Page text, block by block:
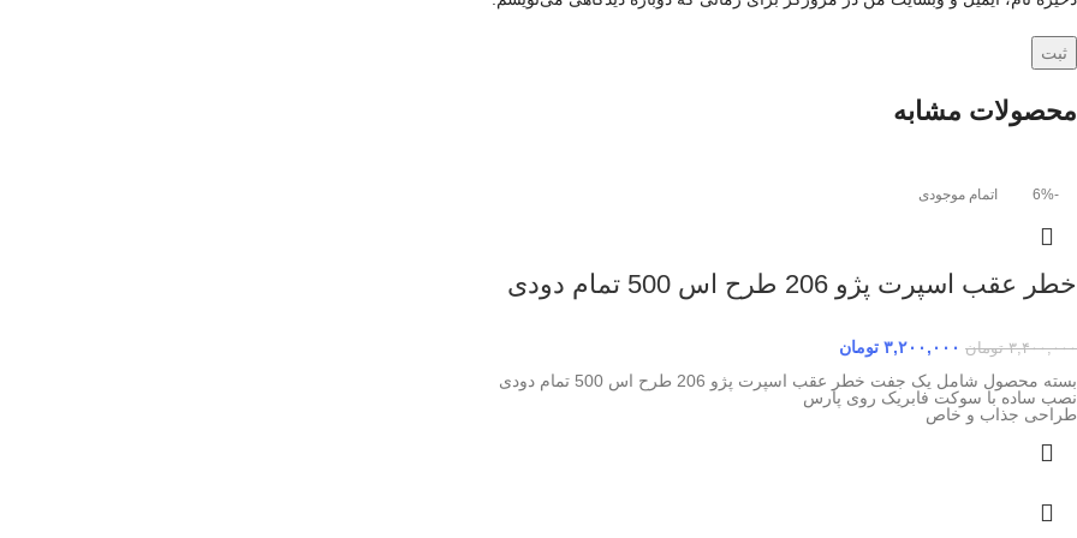
محصولات مشابه
-6% اتمام موجودی
خطر عقب اسپرت پژو 206 طرح اس 500 تمام دودی
۳,۴۰۰,۰۰۰ تومان ۳,۲۰۰,۰۰۰ تومان
بسته محصول شامل یک جفت خطر عقب اسپرت پژو 206 طرح اس 500 تمام دودی
نصب ساده با سوکت فابریک روی پارس
طراحی جذاب و خاص